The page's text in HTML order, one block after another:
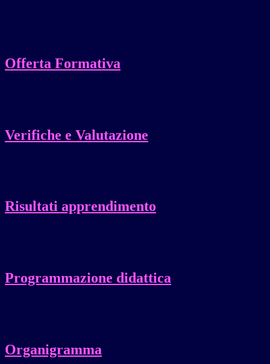
Offerta Formativa
Verifiche e Valutazione
Risultati apprendimento
Programmazione didattica
Organigramma